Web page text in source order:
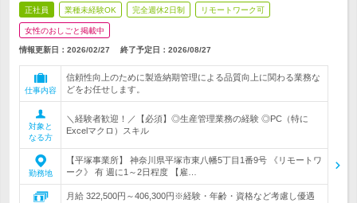
正社員 業種未経験OK 完全週休2日制 リモートワーク可
女性のおしごと掲載中
情報更新日：2026/02/27 終了予定日： 2026/08/27
仕事内容
信頼性向上のために製造納期管理による品質向上に関わる業務な
どをお任せします。
対象と
なる方
＼経験者歓迎！／【必須】◎生産管理業務の経験 ◎PC（特に
Excelマクロ）スキル
勤務地
【平塚事業所】 神奈川県平塚市東八幡5丁目1番9号 《リモートワ
ーク》 有 週に1～2日程度 【雇…
月給 322,500円～406,300円※経験・年齢・資格など考慮し優遇